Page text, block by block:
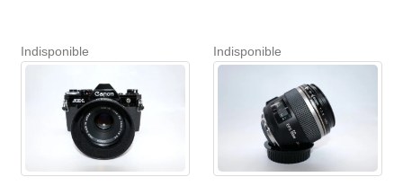
Indisponible Indisponible